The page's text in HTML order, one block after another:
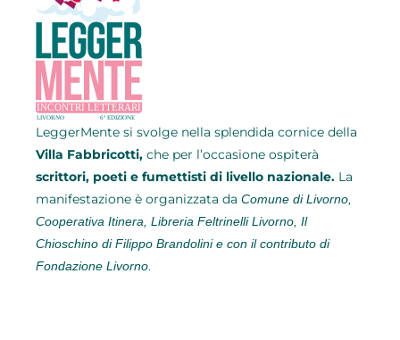
LeggerMente si svolge nella splendida cornice della
Villa Fabbricotti, che per l’occasione ospiterà
scrittori, poeti e fumettisti di livello nazionale. La
manifestazione è organizzata da Comune di Livorno,
Cooperativa Itinera, Libreria Feltrinelli Livorno, Il
Chioschino di Filippo Brandolini e con il contributo di
Fondazione Livorno.